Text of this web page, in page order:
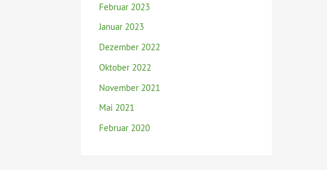
Februar 2023
Januar 2023
Dezember 2022
Oktober 2022
November 2021
Mai 2021
Februar 2020